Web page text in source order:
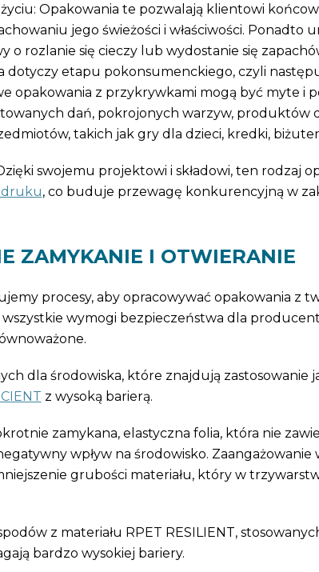
Opakowania te pozwalają klientowi
jego świeżości i właściwości. Ponadto
rozlanie się cieczy lub wydostanie się
etapu pokonsumenckiego, czyli
opakowania z przykrywkami mogą być myte i
dań, pokrojonych warzyw, produktów
takich jak gry dla dzieci, kredki,
swojemu projektowi i składowi, ten rodzaj
, co buduje przewagę konkurencyjną w
ZAMYKANIE I OTWIERANIE
procesy, aby opracowywać opakowania z
wymogi bezpieczeństwa dla
dla środowiska, które znajdują zastosowanie
z wysoką barierą.
zamykana, elastyczna folia, która nie
wpływ na środowisko. Zaangażowanie
grubości materiału, który w
z materiału RPET RESILIENT,
bardzo wysokiej bariery.